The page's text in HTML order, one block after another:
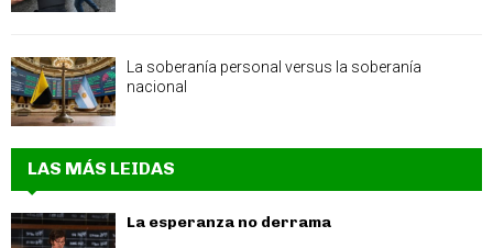
La soberanía personal versus la soberanía
nacional
LAS MÁS LEIDAS
La esperanza no derrama